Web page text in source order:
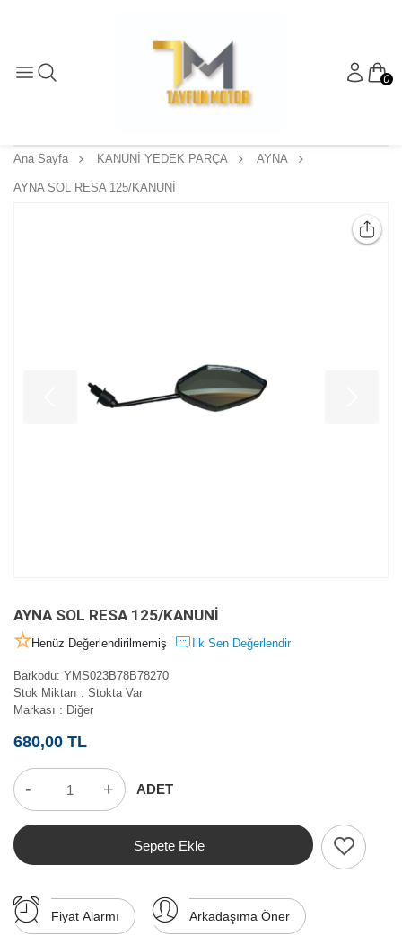
0
Ana Sayfa KANUNİ YEDEK PARÇA AYNA
AYNA SOL RESA 125/KANUNİ
AYNA SOL RESA 125/KANUNİ
Henüz Değerlendirilmemiş İlk Sen Değerlendir
Barkodu: YMS023B78B78270
Stok Miktarı : Stokta Var
Markası : Diğer
680,00 TL
- + ADET
Sepete Ekle
Fiyat Alarmı Arkadaşıma Öner